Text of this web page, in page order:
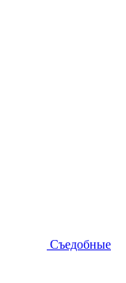
Съедобные